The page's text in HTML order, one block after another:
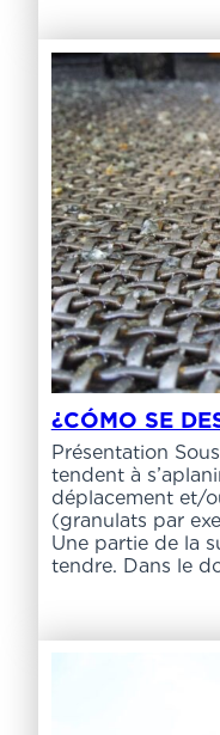
¿CÓMO SE
Présentation
tendent à
déplacement et/
(granulats par
Une partie de la
tendre. Dans le